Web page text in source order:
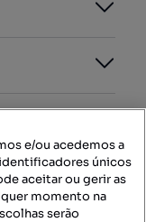
e/ou acedemos a
únicos
aceitar ou gerir as
momento na
serão